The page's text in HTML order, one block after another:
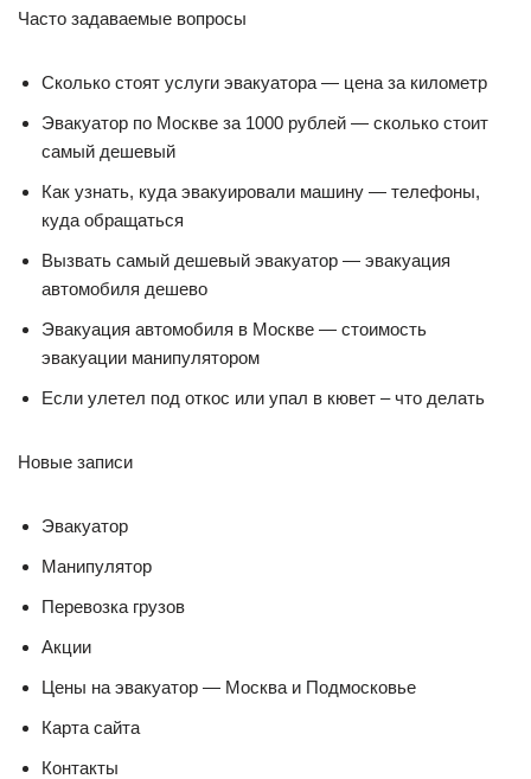
Часто задаваемые вопросы
Сколько стоят услуги эвакуатора — цена за километр
Эвакуатор по Москве за 1000 рублей — сколько стоит
самый дешевый
Как узнать, куда эвакуировали машину — телефоны,
куда обращаться
Вызвать самый дешевый эвакуатор — эвакуация
автомобиля дешево
Эвакуация автомобиля в Москве — стоимость
эвакуации манипулятором
Если улетел под откос или упал в кювет – что делать
Новые записи
Эвакуатор
Манипулятор
Перевозка грузов
Акции
Цены на эвакуатор — Москва и Подмосковье
Карта сайта
Контакты